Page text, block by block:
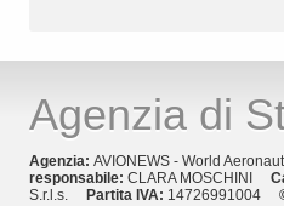
Agenzia di
Agenzia: AVIONEWS - World
responsabile: CLARA MOSCHINI
S.r.l.s.
Partita IVA: 14726991004